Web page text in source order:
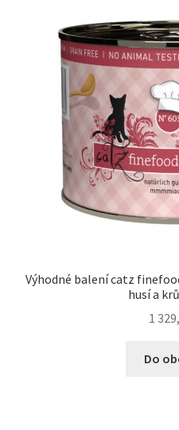
Výhodné balení catz
husí a
1
Do